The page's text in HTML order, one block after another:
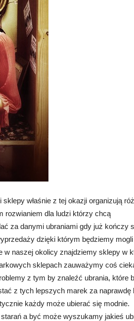
właśnie z tej okazji organizują
rozwianiem dla ludzi którzy chcą
za danymi ubraniami gdy już kończy
dzięki którym będziemy mogli
naszej okolicy znajdziemy sklepy w
sklepach zauważymy coś
z tym by znaleźć ubrania, które
z tych lepszych marek za naprawdę
każdy może ubierać się modnie.
a być może wyszukamy jakieś